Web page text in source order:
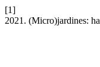
[1]
2021. (Micro)jardines: